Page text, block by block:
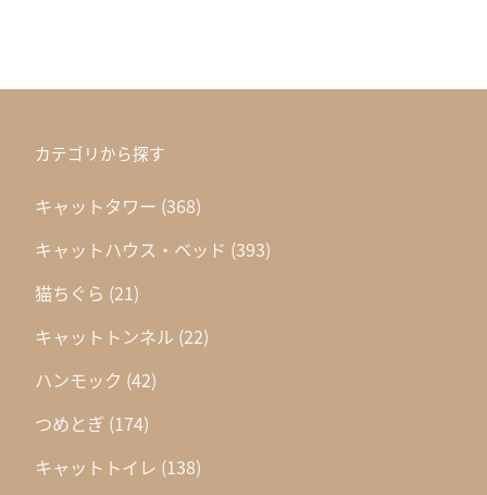
カテゴリから探す
キャットタワー (368)
キャットハウス・ベッド (393)
猫ちぐら (21)
キャットトンネル (22)
ハンモック (42)
つめとぎ (174)
キャットトイレ (138)